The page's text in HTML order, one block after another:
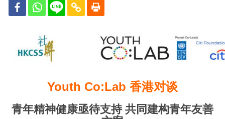
Youth Co:Lab 香港对谈
青年精神健康亟待支持 共同建构青年友善